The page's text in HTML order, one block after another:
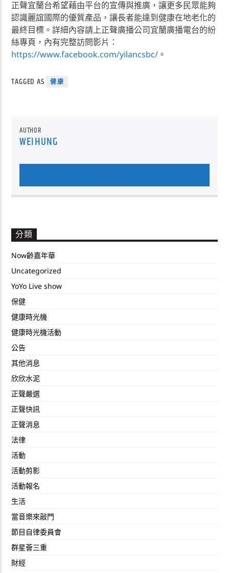
正聲宜蘭台希望藉由平台的宣傳與推廣，讓更多民眾能夠
認識麗誼國際的優質產品，讓長者能達到健康在地老化的
最終目標。詳細內容請上正聲廣播公司宜蘭廣播電台的紛
絲專頁，內有完整訪問影片：
https://www.facebook.com/yilancsbc/ 。
TAGGED AS 健康
AUTHOR
WEIHUNG
分類
Now齡嘉年華
Uncategorized
YoYo Live show
保健
健康時光機
健康時光機活動
公告
其他消息
欣欣水泥
正聲嚴選
正聲快訊
正聲消息
法律
活動
活動剪影
活動報名
生活
當音樂來敲門
節目自律委員會
群星薈三重
財經